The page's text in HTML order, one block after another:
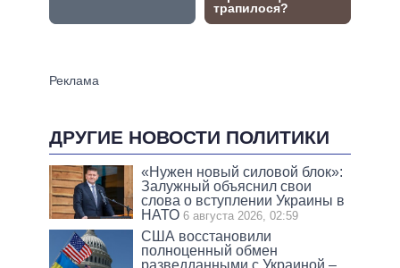
ДРУГИЕ НОВОСТИ ПОЛИТИКИ
«Нужен новый силовой блок»:
Залужный объяснил свои
слова о вступлении Украины в
НАТО 6 августа 2026, 02:59
США восстановили
полноценный обмен
разведданными с Украиной –